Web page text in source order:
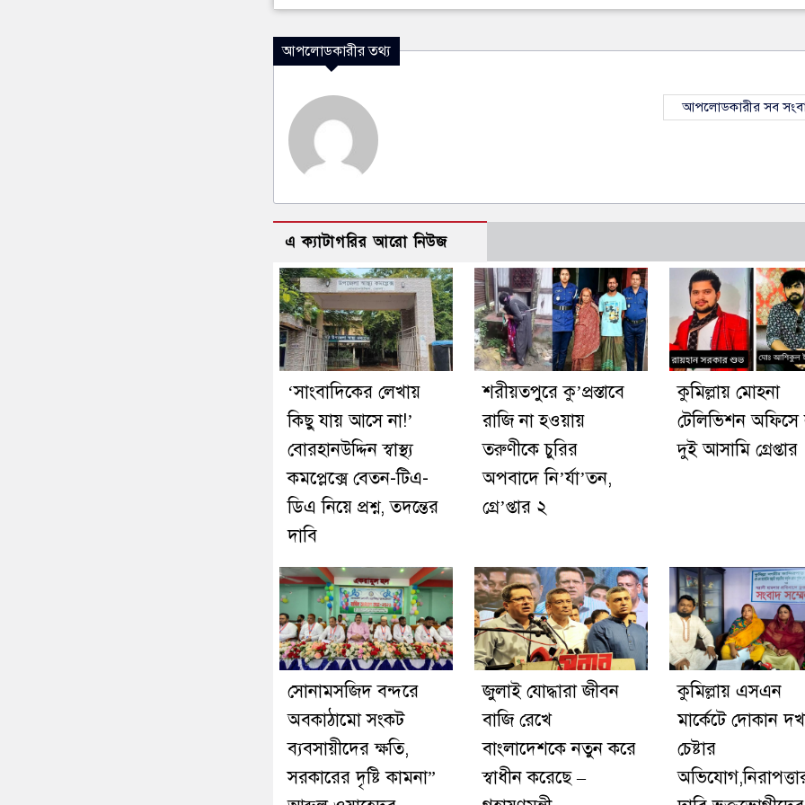
আপলোডকারীর তথ্য
আপলোডকারীর সব
এ ক্যাটাগরির আরো নিউজ
‘সাংবাদিকের লেখায়
কিছু যায় আসে না!’
বোরহানউদ্দিন স্বাস্থ্য
কমপ্লেক্সে বেতন-টিএ-
ডিএ নিয়ে প্রশ্ন, তদন্তের
দাবি
শরীয়তপুরে কু’প্রস্তাবে
রাজি না হওয়ায়
তরুণীকে চুরির
অপবাদে নি’র্যা’তন,
গ্রে’প্তার ২
কুমিল্লায় মোহনা
টেলিভিশন
দুই আসামি গ্রেপ্তার
সোনামসজিদ বন্দরে
অবকাঠামো সংকট
ব্যবসায়ীদের ক্ষতি,
সরকারের দৃষ্টি কামনা”
জুলাই যোদ্ধারা জীবন
বাজি রেখে
বাংলাদেশকে নতুন করে
স্বাধীন করেছে –
কুমিল্লায় এসএন
মার্কেটে দোকান
চেষ্টার